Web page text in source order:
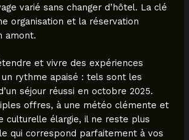
varié sans changer d’hôtel. La clé
organisation et la réservation
amont.
et vivre des expériences
un rythme apaisé : tels sont les
séjour réussi en octobre 2025.
offres, à une météo clémente et
culturelle élargie, il ne reste plus
qui correspond parfaitement à vos